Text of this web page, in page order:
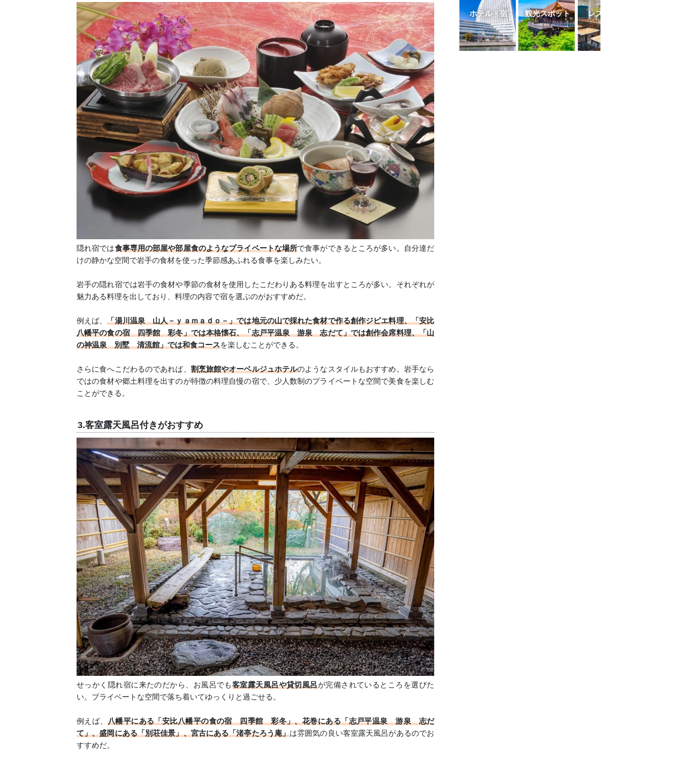
隠れ宿では食事専用の部屋や部屋食のようなプライベートな場所で食事ができるところが多い。自分達だ
けの静かな空間で岩手の食材を使った季節感あふれる食事を楽しみたい。
岩手の隠れ宿では岩手の食材や季節の食材を使用したこだわりある料理を出すところが多い。それぞれが
魅力ある料理を出しており、料理の内容で宿を選ぶのがおすすめだ。
例えば、「湯川温泉 山人－ｙａｍａｄｏ－」では地元の山で採れた食材で作る創作ジビエ料理、「安比
八幡平の食の宿 四季館 彩冬」では本格懐石、「志戸平温泉 游泉 志だて」では創作会席料理、「山
の神温泉 別墅 清流館」では和食コースを楽しむことができる。
さらに食へこだわるのであれば、 割烹旅館やオーベルジュホテルのようなスタイルもおすすめ。岩手なら
ではの食材や郷土料理を出すのが特徴の料理自慢の宿で、少人数制のプライベートな空間で美食を楽しむ
ことができる。
3.客室露天風呂付きがおすすめ
せっかく隠れ宿に来たのだから、お風呂でも客室露天風呂や貸切風呂が完備されているところを選びた
い。プライベートな空間で落ち着いてゆっくりと過ごせる。
例えば、 八幡平にある「安比八幡平の食の宿 四季館 彩冬」、花巻にある「志戸平温泉 游泉 志だ
て」、盛岡にある「別荘佳景」、宮古にある「渚亭たろう庵」は雰囲気の良い客室露天風呂があるのでお
すすめだ。
ホテル・宿 観光スポット レストラン